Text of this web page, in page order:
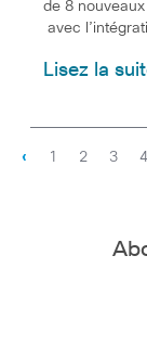
de 8
avec
Lisez la
‹ 1 2 3 4